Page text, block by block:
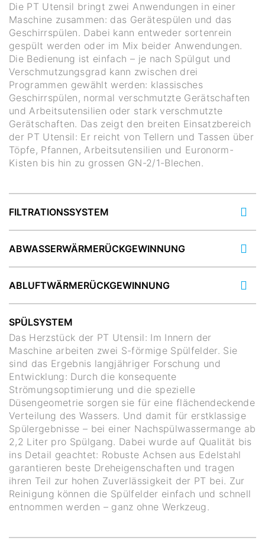
Die PT Utensil bringt zwei Anwendungen in einer
Maschine zusammen: das Gerätespülen und das
Geschirrspülen. Dabei kann entweder sortenrein
gespült werden oder im Mix beider Anwendungen.
Die Bedienung ist einfach – je nach Spülgut und
Verschmutzungsgrad kann zwischen drei
Programmen gewählt werden: klassisches
Geschirrspülen, normal verschmutzte Gerätschaften
und Arbeitsutensilien oder stark verschmutzte
Gerätschaften. Das zeigt den breiten Einsatzbereich
der PT Utensil: Er reicht von Tellern und Tassen über
Töpfe, Pfannen, Arbeitsutensilien und Euronorm-
Kisten bis hin zu grossen GN-2/1-Blechen.
FILTRATIONSSYSTEM
ABWASSERWÄRMERÜCKGEWINNUNG
ABLUFTWÄRMERÜCKGEWINNUNG
SPÜLSYSTEM
Das Herzstück der PT Utensil: Im Innern der
Maschine arbeiten zwei S-förmige Spülfelder. Sie
sind das Ergebnis langjähriger Forschung und
Entwicklung: Durch die konsequente
Strömungsoptimierung und die spezielle
Düsengeometrie sorgen sie für eine flächendeckende
Verteilung des Wassers. Und damit für erstklassige
Spülergebnisse – bei einer Nachspülwassermange ab
2,2 Liter pro Spülgang. Dabei wurde auf Qualität bis
ins Detail geachtet: Robuste Achsen aus Edelstahl
garantieren beste Dreheigenschaften und tragen
ihren Teil zur hohen Zuverlässigkeit der PT bei. Zur
Reinigung können die Spülfelder einfach und schnell
entnommen werden – ganz ohne Werkzeug.